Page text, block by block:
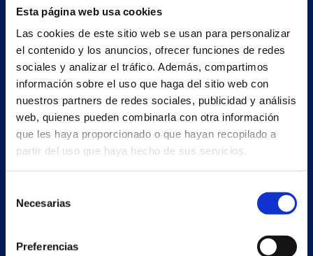
Esta página web usa cookies
Las cookies de este sitio web se usan para personalizar
el contenido y los anuncios, ofrecer funciones de redes
sociales y analizar el tráfico. Además, compartimos
información sobre el uso que haga del sitio web con
nuestros partners de redes sociales, publicidad y análisis
web, quienes pueden combinarla con otra información
que les haya proporcionado o que hayan recopilado a
partir del uso que haya hecho de sus servicios.
Necesarias
Preferencias